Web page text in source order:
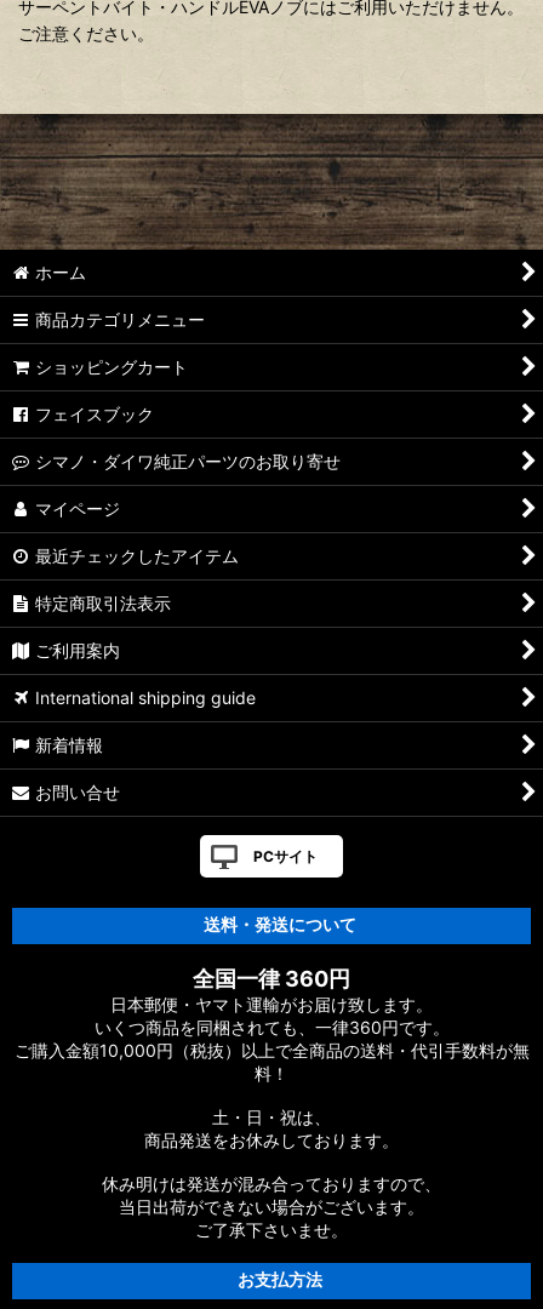
サーペントバイト・ハンドルEVAノブにはご利用いただけません。
ご注意ください。
ホーム
商品カテゴリメニュー
ショッピングカート
フェイスブック
シマノ・ダイワ純正パーツのお取り寄せ
マイページ
最近チェックしたアイテム
特定商取引法表示
ご利用案内
International shipping guide
新着情報
お問い合せ
PCサイト
送料・発送について
全国一律 360円
日本郵便・ヤマト運輸がお届け致します。
いくつ商品を同梱されても、一律360円です。
ご購入金額10,000円（税抜）以上で全商品の送料・代引手数料が無
料！
土・日・祝は、
商品発送をお休みしております。
休み明けは発送が混み合っておりますので、
当日出荷ができない場合がございます。
ご了承下さいませ。
お支払方法